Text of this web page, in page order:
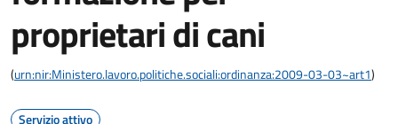
proprietari di cani
(urn:nir:Ministero.lavoro.politiche.sociali:ordinanza:2009-03-03~art1)
Servizio attivo